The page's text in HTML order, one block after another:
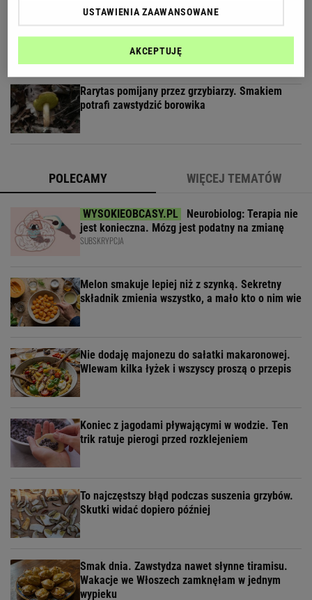
MATERIAŁ PROMOCYJNY
coś, co trzyma soczystość
Rarytas pomijany przez grzybiarzy. Smakiem
potrafi zawstydzić borowika
POLECAMY WIĘCEJ TEMATÓW
Neurobiolog: Terapia nie
jest konieczna. Mózg jest podatny na zmianę
SUBSKRYPCJA
Melon smakuje lepiej niż z szynką. Sekretny
składnik zmienia wszystko, a mało kto o nim wie
Nie dodaję majonezu do sałatki makaronowej.
Wlewam kilka łyżek i wszyscy proszą o przepis
Koniec z jagodami pływającymi w wodzie. Ten
trik ratuje pierogi przed rozklejeniem
To najczęstszy błąd podczas suszenia grzybów.
Skutki widać dopiero później
Smak dnia. Zawstydza nawet słynne tiramisu.
Wakacje we Włoszech zamknęłam w jednym
wypieku
USTAWIENIA ZAAWANSOWANE
AKCEPTUJĘ